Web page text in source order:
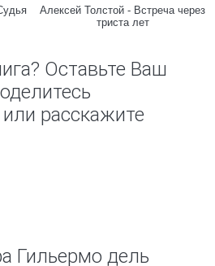
Алексей Толстой - Встреча через
триста лет
Оставьте Ваш
расскажите
Гильермо дель